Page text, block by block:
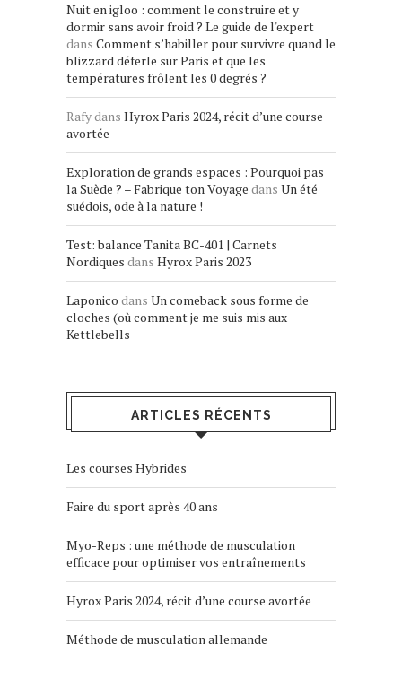
Nuit en igloo : comment le construire et y
dormir sans avoir froid ? Le guide de l'expert
dans Comment s’habiller pour survivre quand le
blizzard déferle sur Paris et que les
températures frôlent les 0 degrés ?
Rafydans Hyrox Paris 2024, récit d’une course
avortée
Exploration de grands espaces : Pourquoi pas
la Suède ? – Fabrique ton Voyage dans Un été
suédois, ode à la nature !
Test: balance Tanita BC-401 | Carnets
Nordiques dans Hyrox Paris 2023
Laponico dans Un comeback sous forme de
cloches (où comment je me suis mis aux
Kettlebells
ARTICLES RÉCENTS
Les courses Hybrides
Faire du sport après 40 ans
Myo-Reps : une méthode de musculation
efficace pour optimiser vos entraînements
Hyrox Paris 2024, récit d’une course avortée
Méthode de musculation allemande